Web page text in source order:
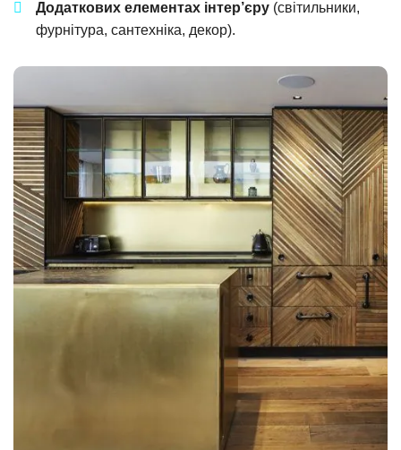
Додаткових елементах інтер’єру (світильники,
фурнітура, сантехніка, декор).